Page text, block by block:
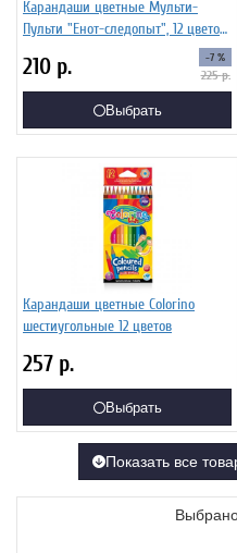
Карандаши цветные Мульти-
Пульти "Енот-следопыт", 12 цветов,
трехгранные,рисунок на корпусе,
картон
210 р. -7 %
225р.
Выбрать
Карандаши цветные Colorino
шестиугольные 12 цветов
257 р.
Выбрать
Показать все